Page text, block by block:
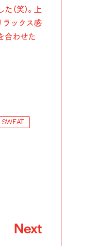
（笑）。上
ラックス感
合わせた
SWEAT
Next